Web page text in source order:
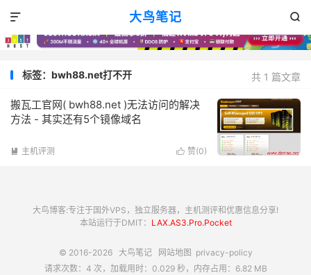
大鸟笔记 

共 1 篇文章
标签：bwh88.net打不开
搬瓦工官网( bwh88.net )无法访问的解决
方法 - 其实还有5个镜像域名
 赞(0)
 主机评测
大鸟博客:专注于国外VPS，独立服务器，主机测评和优惠信息分享!
本站运行于DMIT： LAX.AS3.Pro.Pocket
© 2016-2026 大鸟笔记 网站地图 privacy-policy
请求次数：4 次，加载用时：0.029 秒，内存占用：6.82 MB